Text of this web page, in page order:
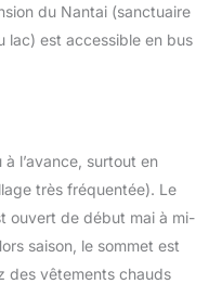
du Nantai (sanctuaire
lac) est accessible en bus
l’avance, surtout en
très fréquentée). Le
ouvert de début mai à mi-
saison, le sommet est
des vêtements chauds